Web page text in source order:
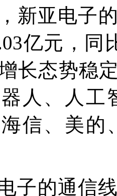
新亚电子
亿元，同
长态势稳
人、人工
信、美的
子的通信